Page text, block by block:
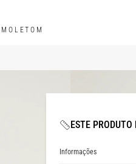
MOLETOM
ESTE
Informações